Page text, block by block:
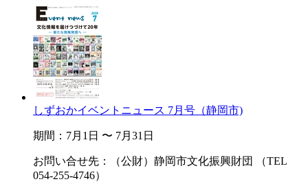
しずおかイベントニュース 7月号（静岡市)
期間：7月1日 〜 7月31日
お問い合せ先：（公財）静岡市文化振興財団 （TEL
054-255-4746）